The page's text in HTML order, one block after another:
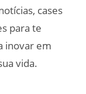
cases
para te
inovar em
vida.